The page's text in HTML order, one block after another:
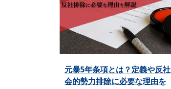
元暴5年条項とは？定義や反社
会的勢力排除に必要な理由を